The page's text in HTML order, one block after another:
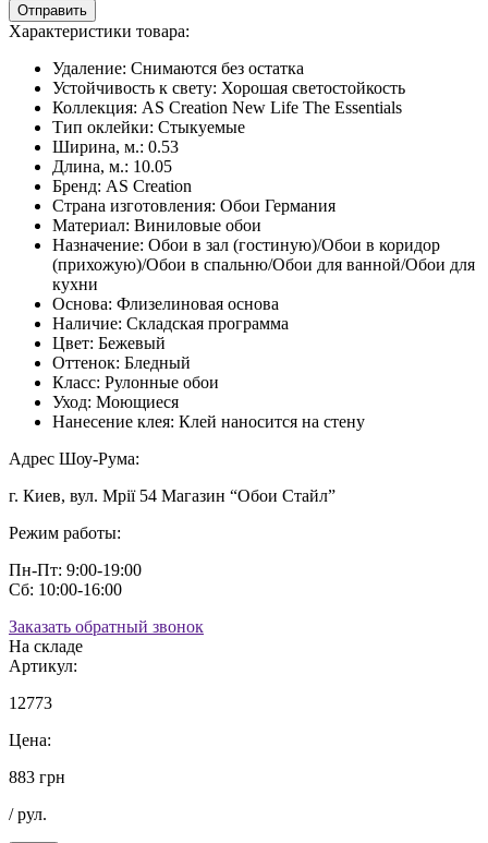
Отправить
Характеристики товара:
Удаление: Снимаются без остатка
Устойчивость к свету: Хорошая светостойкость
Коллекция: AS Creation New Life The Essentials
Тип оклейки: Стыкуемые
Ширина, м.: 0.53
Длина, м.: 10.05
Бренд: AS Creation
Страна изготовления: Обои Германия
Материал: Виниловые обои
Назначение: Обои в зал (гостиную)/Обои в коридор
(прихожую)/Обои в спальню/Обои для ванной/Обои для
кухни
Основа: Флизелиновая основа
Наличие: Складская программа
Цвет: Бежевый
Оттенок: Бледный
Класс: Рулонные обои
Уход: Моющиеся
Нанесение клея: Клей наносится на стену
Адрес Шоу-Рума:
г. Киев, вул. Мрії 54 Магазин “Обои Стайл”
Режим работы:
Пн-Пт: 9:00-19:00
Сб: 10:00-16:00
Заказать обратный звонок
На складе
Артикул:
12773
Цена:
883 грн
/ рул.